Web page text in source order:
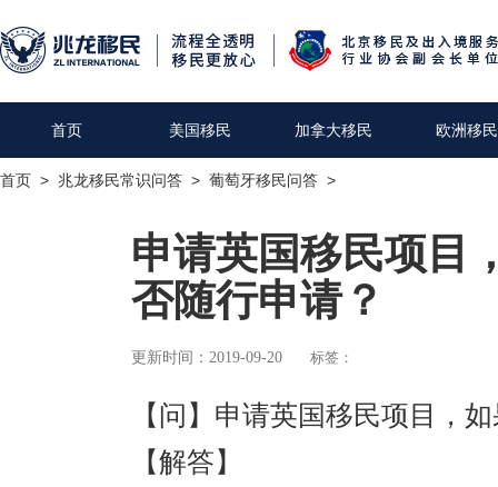
首页 美国移民 加拿大移民 欧洲移民
首页 > 兆龙移民常识问答 > 葡萄牙移民问答 >
申请英国移民项目
否随行申请？
更新时间：2019-09-20 标签：
【问】申请英国移民项目，
【解答】